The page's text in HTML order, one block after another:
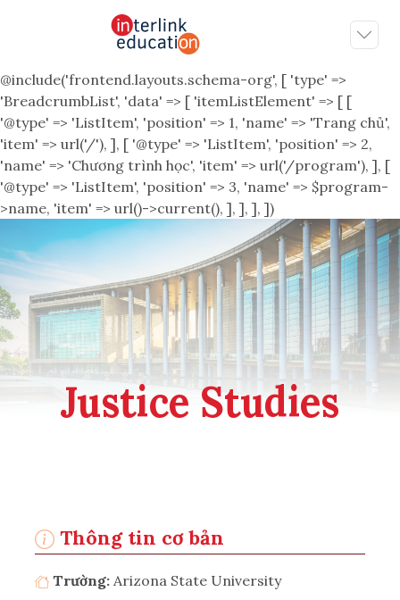
@include('frontend.layouts.schema-org', [ 'type' =>
'BreadcrumbList', 'data' => [ 'itemListElement' => [ [
'@type' => 'ListItem', 'position' => 1, 'name' => 'Trang chủ',
'item' => url('/'), ], [ '@type' => 'ListItem', 'position' => 2,
'name' => 'Chương trình học', 'item' => url('/program'), ], [
'@type' => 'ListItem', 'position' => 3, 'name' => $program-
>name, 'item' => url()->current(), ], ], ], ])
Justice Studies
Thông tin cơ bản
Trường: Arizona State University